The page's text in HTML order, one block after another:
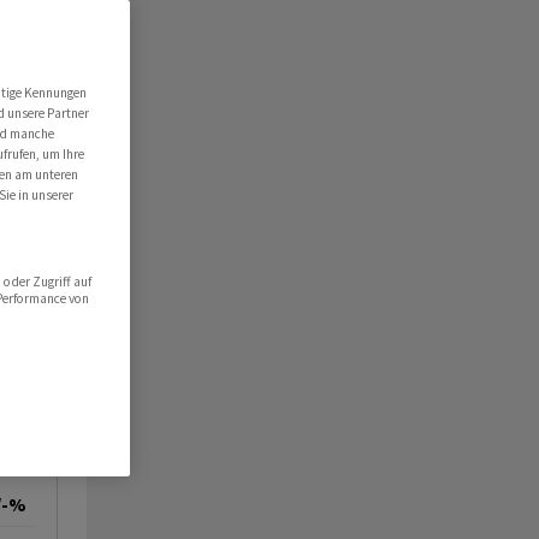
%
Kennungen
unsere Partner
manche
um Ihre
am unteren
in unserer
oder Zugriff auf
von